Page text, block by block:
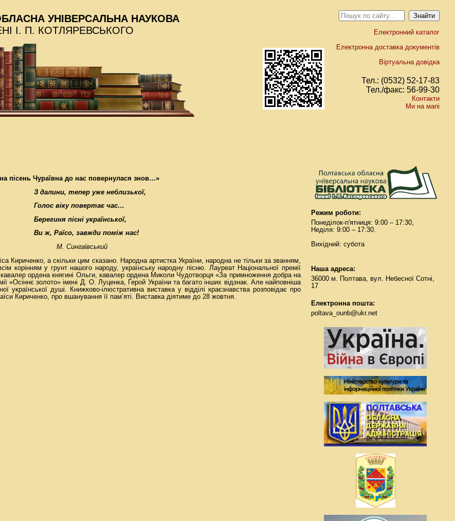
УНІВЕРСАЛЬНА НАУКОВА
І. П. КОТЛЯРЕВСЬКОГО
Електронний каталог
Електронна доставка документів
Віртуальна довідка
Тел.: (0532) 52-17-83
Тел./факс: 56-99-30
Контакти
Ми на мапі
пісень Чураївна до нас повернулася знов…»
З далини, тепер уже неблизької,
Голос віку повертає час…
Берегиня пісні української,
Ви ж, Раїсо, завжди поміж нас!
М. Сингаївський
Кириченко, а скільки цим сказано. Народна артистка України, народна не тільки за званням,
корінням у грунт нашого народу, українську народну пісню. Лауреат Національної премії
ордена княгині Ольги, кавалер ордена Миколи Чудотворця «За примноження добра на
«Осіннє золото» імені Д. О. Луценка, Герой України та багато інших відзнак. Але найповніша
української душі. Книжково-ілюстративна виставка у відділі краєзнавства розповідає про
Кириченко, про вшанування її пам’яті. Виставка діятиме до 28 жовтня.
Режим роботи:
Понеділок-п'ятниця: 9:00 – 17:30,
Неділя: 9:00 – 17:30.
Вихідний: субота
Наша адреса:
36000 м. Полтава, вул. Небесної Сотні,
17
Електронна пошта:
poltava_ounb@ukr.net